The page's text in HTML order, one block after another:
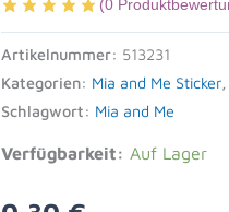
(0
Artikelnummer: 513231
Kategorien: Mia and Me Sticker
Schlagwort: Mia and Me
Verfügbarkeit: Auf Lager